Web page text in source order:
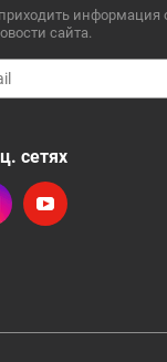
информация
сайта.
сетях